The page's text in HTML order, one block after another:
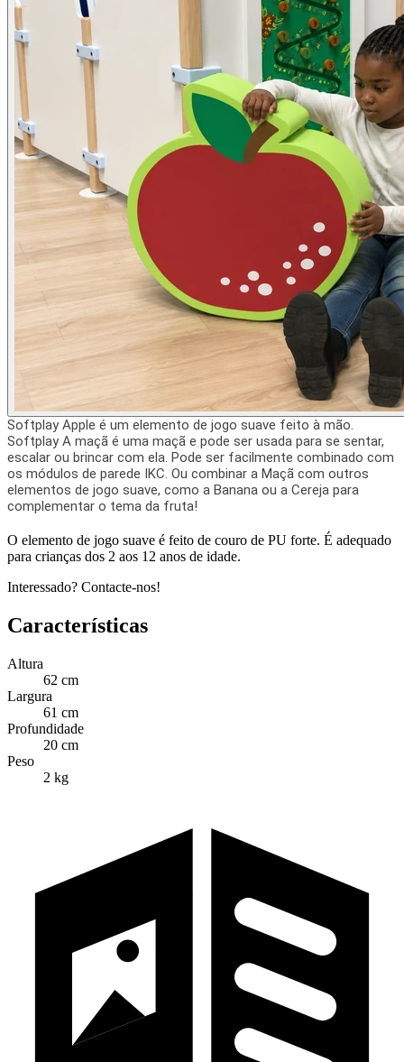
Softplay Apple é um elemento de jogo suave feito à mão.
Softplay A maçã é uma maçã e pode ser usada para se sentar,
escalar ou brincar com ela. Pode ser facilmente combinado com
os módulos de parede IKC. Ou combinar a Maçã com outros
elementos de jogo suave, como a Banana ou a Cereja para
complementar o tema da fruta!
O elemento de jogo suave é feito de couro de PU forte. É adequado
para crianças dos 2 aos 12 anos de idade.
Interessado? Contacte-nos!
Características
Altura
62 cm
Largura
61 cm
Profundidade
20 cm
Peso
2 kg